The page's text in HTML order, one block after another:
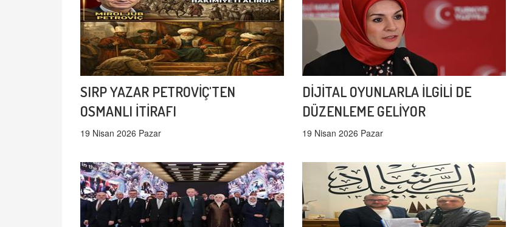
SIRP YAZAR PETROVİÇ'TEN
OSMANLI İTİRAFI
19 Nisan 2026 Pazar
DİJİTAL OYUNLARLA İLGİLİ DE
DÜZENLEME GELİYOR
19 Nisan 2026 Pazar